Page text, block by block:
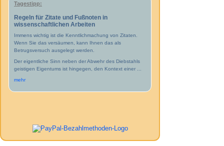
Tagestipp:
Regeln für Zitate und Fußnoten in
wissenschaftlichen Arbeiten
Immens wichtig ist die Kenntlichmachung von Zitaten.
Wenn Sie das versäumen, kann Ihnen das als
Betrugsversuch ausgelegt werden.
Der eigentliche Sinn neben der Abwehr des Diebstahls
geistigen Eigentums ist hingegen, den Kontext einer ...
mehr